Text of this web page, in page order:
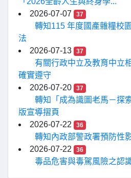
2026-07-07
37
轉知115 年度國產雜糧校
法
2026-07-13
37
有關行政中立及教育中立
確實遵守
2026-07-20
37
轉知「成為識圖老馬－探
版宣導摺頁
2026-07-22
36
轉知內政部警政署預防性
2026-07-22
36
毒品危害與毒駕風險之認